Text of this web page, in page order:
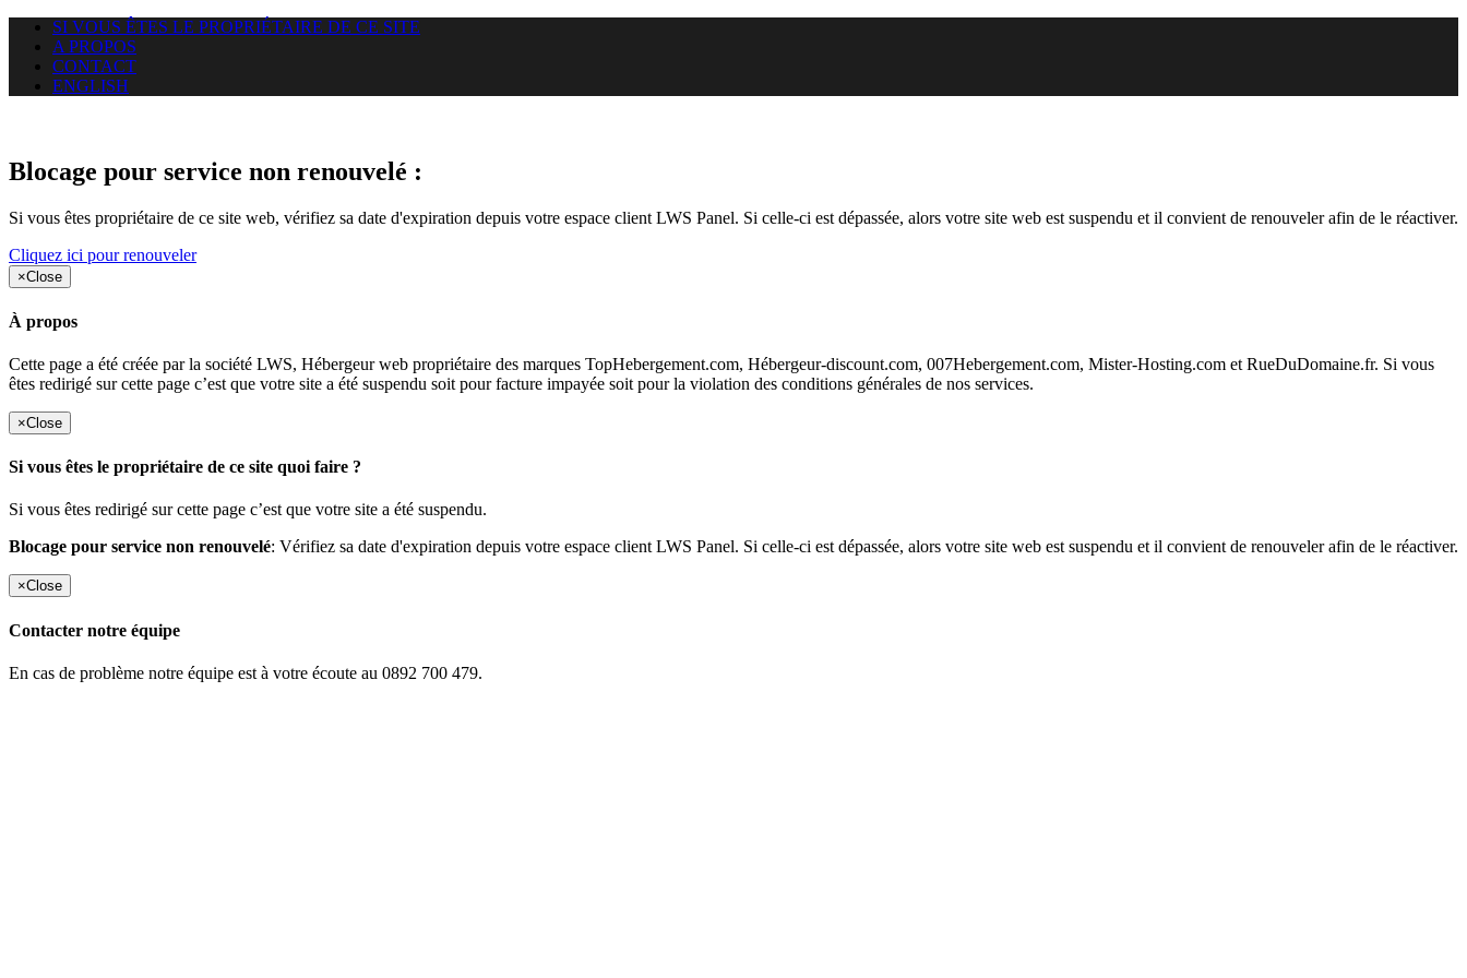
SI VOUS ÊTES LE PROPRIÉTAIRE DE CE SITE
A PROPOS
CONTACT
ENGLISH
Blocage pour service non renouvelé :
Si vous êtes propriétaire de ce site web, vérifiez sa date d'expiration depuis votre espace client LWS Panel. Si celle-ci est dépassée, alors votre site web est suspendu et il convient de renouveler afin de le réactiver.
Cliquez ici pour renouveler
×Close
À propos
Cette page a été créée par la société LWS, Hébergeur web propriétaire des marques TopHebergement.com, Hébergeur-discount.com, 007Hebergement.com, Mister-Hosting.com et RueDuDomaine.fr. Si vous
êtes redirigé sur cette page c’est que votre site a été suspendu soit pour facture impayée soit pour la violation des conditions générales de nos services.
×Close
Si vous êtes le propriétaire de ce site quoi faire ?
Si vous êtes redirigé sur cette page c’est que votre site a été suspendu.
Blocage pour service non renouvelé: Vérifiez sa date d'expiration depuis votre espace client LWS Panel. Si celle-ci est dépassée, alors votre site web est suspendu et il convient de renouveler afin de le réactiver.
×Close
Contacter notre équipe
En cas de problème notre équipe est à votre écoute au 0892 700 479.